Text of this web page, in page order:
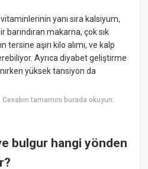
yanı sıra kalsiyum,
makarna, çok sık
aşırı kilo alımı, ve kalp
Ayrıca diyabet geliştirme
yüksek tansiyon da
Cevabın tamamını burada okuyun:
bulgur hangi yönden